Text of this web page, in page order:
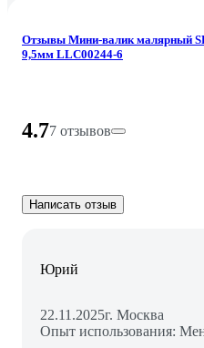
Отзывы Мини-валик малярный
9,5мм LLC00244-6
4.77 отзывов
Написать отзыв
Юрий
22.11.2025г. Москва
Опыт использования: